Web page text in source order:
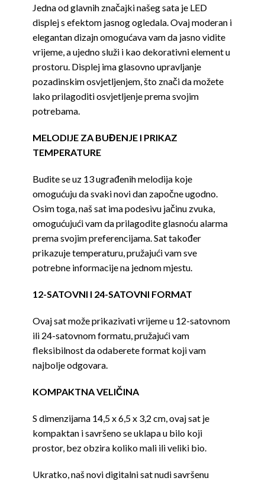
Jedna od glavnih značajki našeg sata je LED
displej s efektom jasnog ogledala. Ovaj moderan i
elegantan dizajn omogućava vam da jasno vidite
vrijeme, a ujedno služi i kao dekorativni element u
prostoru. Displej ima glasovno upravljanje
pozadinskim osvjetljenjem, što znači da možete
lako prilagoditi osvjetljenje prema svojim
potrebama.
MELODIJE ZA BUĐENJE I PRIKAZ
TEMPERATURE
Budite se uz 13 ugrađenih melodija koje
omogućuju da svaki novi dan započne ugodno.
Osim toga, naš sat ima podesivu jačinu zvuka,
omogućujući vam da prilagodite glasnoću alarma
prema svojim preferencijama. Sat također
prikazuje temperaturu, pružajući vam sve
potrebne informacije na jednom mjestu.
12-SATOVNI I 24-SATOVNI FORMAT
Ovaj sat može prikazivati vrijeme u 12-satovnom
ili 24-satovnom formatu, pružajući vam
fleksibilnost da odaberete format koji vam
najbolje odgovara.
KOMPAKTNA VELIČINA
S dimenzijama 14,5 x 6,5 x 3,2 cm, ovaj sat je
kompaktan i savršeno se uklapa u bilo koji
prostor, bez obzira koliko mali ili veliki bio.
Ukratko, naš novi digitalni sat nudi savršenu